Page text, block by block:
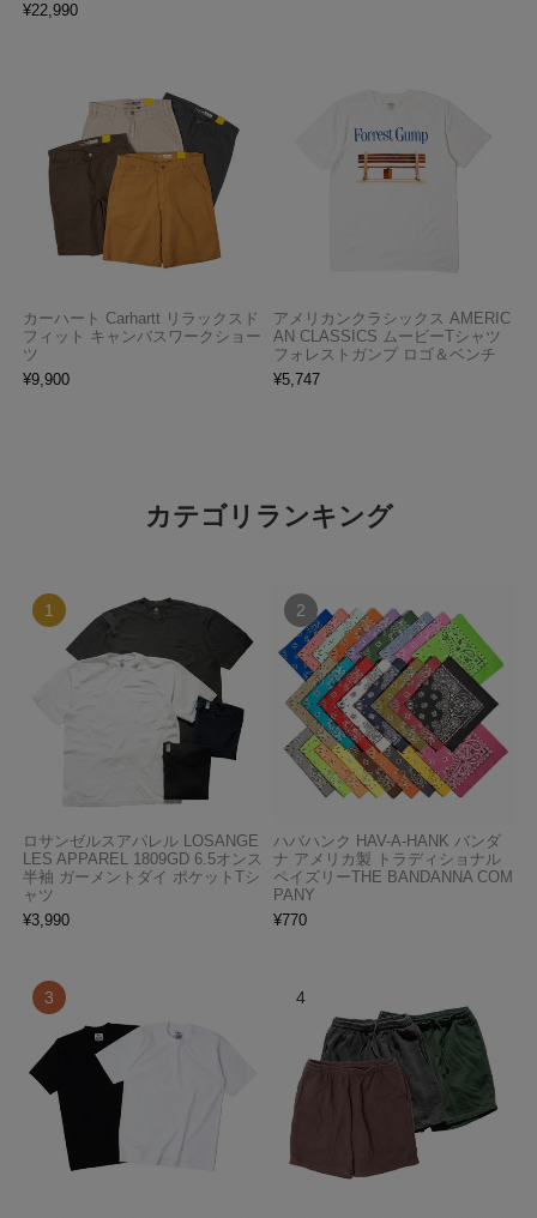
¥22,990
カーハート Carhartt リラックスド
フィット キャンバスワークショー
ツ
¥9,900
アメリカンクラシックス AMERIC
AN CLASSICS ムービーTシャツ
フォレストガンプ ロゴ＆ベンチ
¥5,747
カテゴリランキング
ロサンゼルスアパレル LOSANGE
LES APPAREL 1809GD 6.5オンス
半袖 ガーメントダイ ポケットTシ
ャツ
¥3,990
ハバハンク HAV-A-HANK バンダ
ナ アメリカ製 トラディショナル
ペイズリーTHE BANDANNA COM
PANY
¥770